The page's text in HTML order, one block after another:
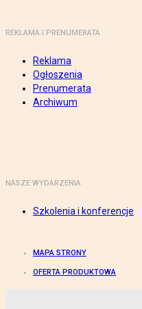
REKLAMA I PRENUMERATA
Reklama
Ogłoszenia
Prenumerata
Archiwum
NASZE WYDARZENIA
Szkolenia i konferencje
MAPA STRONY
OFERTA PRODUKTOWA